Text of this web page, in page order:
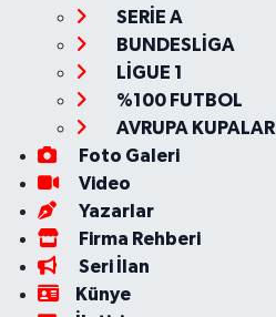
SERİE A
BUNDESLİGA
LİGUE 1
%100 FUTBOL
AVRUPA KUPALARI
Foto Galeri
Video
Yazarlar
Firma Rehberi
Seri İlan
Künye